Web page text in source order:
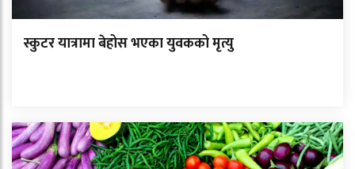
स्कुटर यात्रामा बेहोस भएका युवकको मृत्यु